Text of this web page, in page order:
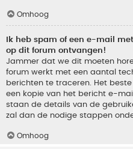
Omhoog
Ik heb spam of een e-mail
op dit forum ontvangen!
Jammer dat we dit moeten
forum werkt met een aantal
berichten te traceren. Het
een kopie van het bericht e-
staan de details van de
zal dan de nodige stappen
Omhoog